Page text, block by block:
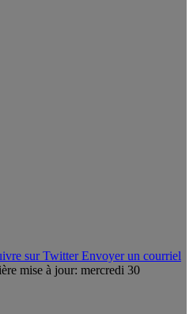
sur Twitter Envoyer un courriel
mise à jour: mercredi 30